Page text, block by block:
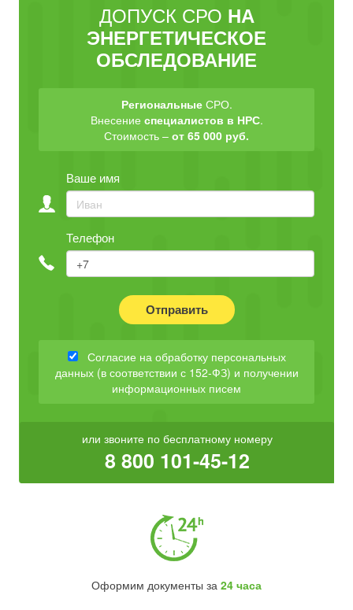
ДОПУСК СРО НА
ЭНЕРГЕТИЧЕСКОЕ
ОБСЛЕДОВАНИЕ
РегиональныеСРО.
Внесение специалистов в НРС.
Стоимость – от 65 000 руб.
Ваше имя
Телефон
Отправить
Согласие на обработку персональных
данных (в соответствии с 152-ФЗ) и получении
информационных писем
или звоните по бесплатному номеру
8 800 101-45-12
Оформим документы за 24 часа